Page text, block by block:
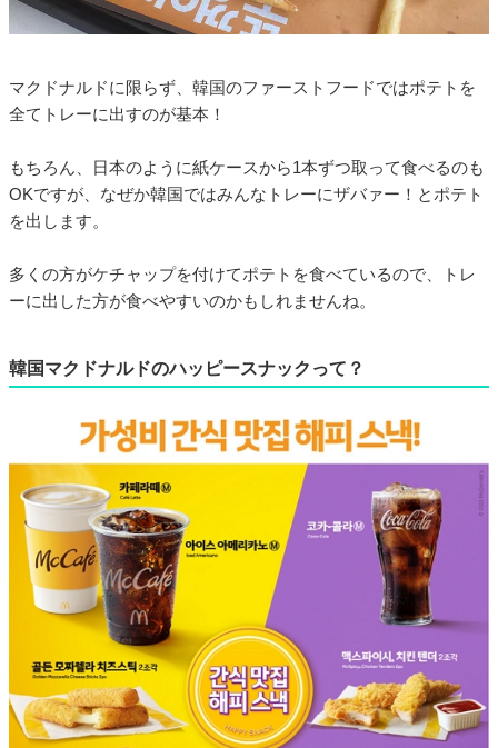
マクドナルドに限らず、韓国のファーストフードではポテトを
全てトレーに出すのが基本！
もちろん、日本のように紙ケースから1本ずつ取って食べるのも
OKですが、なぜか韓国ではみんなトレーにザバァー！とポテト
を出します。
多くの方がケチャップを付けてポテトを食べているので、トレ
ーに出した方が食べやすいのかもしれませんね。
韓国マクドナルドのハッピースナックって？